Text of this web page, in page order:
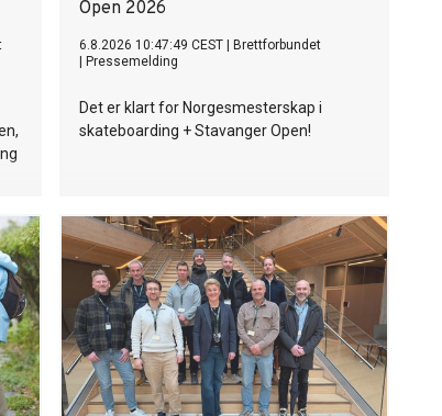
Open 2026
6.8.2026 10:47:49 CEST
Brettforbundet
Pressemelding
Det er klart for Norgesmesterskap i
skateboarding + Stavanger Open!